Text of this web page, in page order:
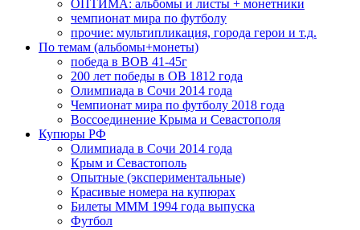
ОПТИМА: альбомы и листы + монетники
чемпионат мира по футболу
прочие: мультипликация, города герои и т.д.
По темам (альбомы+монеты)
победа в ВОВ 41-45г
200 лет победы в ОВ 1812 года
Олимпиада в Сочи 2014 года
Чемпионат мира по футболу 2018 года
Воссоединение Крыма и Севастополя
Купюры РФ
Олимпиада в Сочи 2014 года
Крым и Севастополь
Опытные (экспериментальные)
Красивые номера на купюрах
Билеты МММ 1994 года выпуска
Футбол